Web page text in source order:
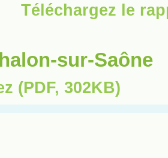
sur-Saône
(PDF, 302KB)